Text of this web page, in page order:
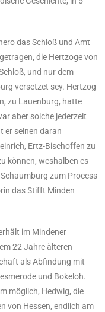
das Schloß und Amt
die Hertzoge von
und nur dem
versetzet sey. Hertzog
zu Lauenburg, hatte
aber solche jederzeit
er seinen daran
Ertz-Bischoffen zu
können, weshalben es
zum Process
das Stifft Minden
im Mindener
22 Jahre älteren
als Abfindung mit
und Bokeloh.
möglich, Hedwig, die
von Hessen, endlich am